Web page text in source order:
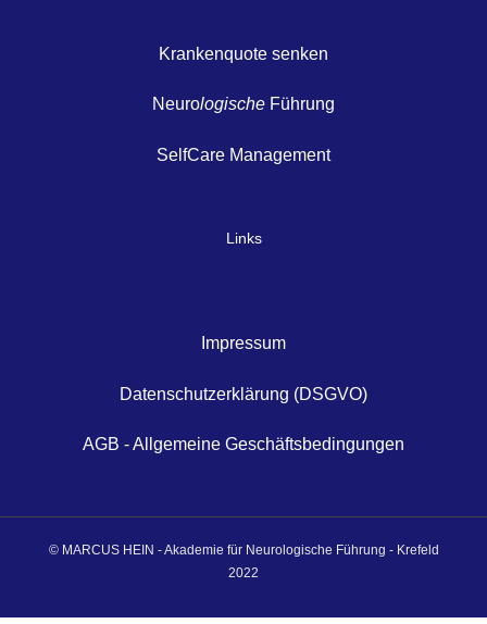
Krankenquote senken
Neurologische Führung
SelfCare Management
Links
Impressum
Datenschutzerklärung (DSGVO)
AGB - Allgemeine Geschäftsbedingungen
© MARCUS HEIN - Akademie für Neurologische Führung - Krefeld
2022